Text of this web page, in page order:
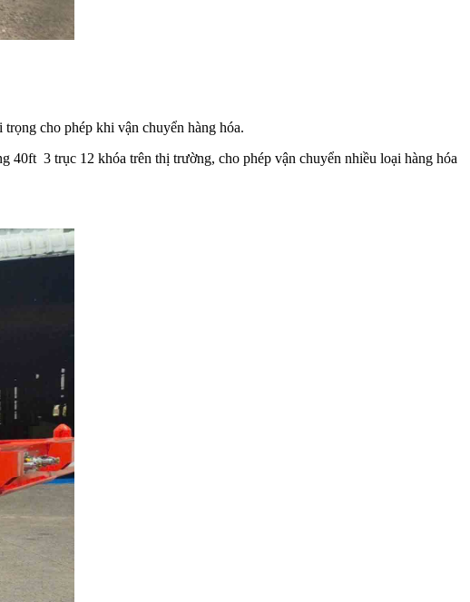
cho phép khi vận chuyển hàng hóa.
3 trục 12 khóa trên thị trường, cho phép vận chuyển nhiều loại hàng hóa